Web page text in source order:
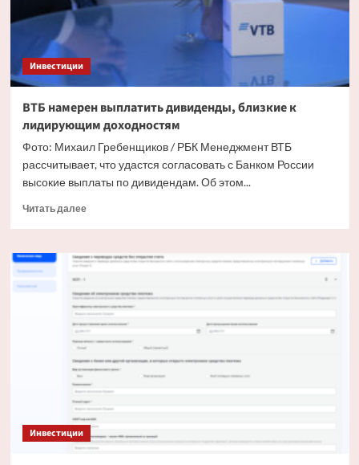
инструментов
Инвестиции
ВТБ намерен выплатить дивиденды, близкие к
лидирующим доходностям
Фото: Михаил Гребенщиков / РБК Менеджмент ВТБ
рассчитывает, что удастся согласовать с Банком России
высокие выплаты по дивидендам. Об этом...
Читать далееПрочитать
намерен
дивиденды,
близкие
к
лидирующим
доходностям
Инвестиции